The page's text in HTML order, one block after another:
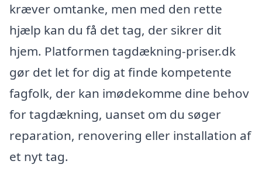
kræver omtanke, men med den rette
hjælp kan du få det tag, der sikrer dit
hjem. Platformen tagdækning-priser.dk
gør det let for dig at finde kompetente
fagfolk, der kan imødekomme dine behov
for tagdækning, uanset om du søger
reparation, renovering eller installation af
et nyt tag.